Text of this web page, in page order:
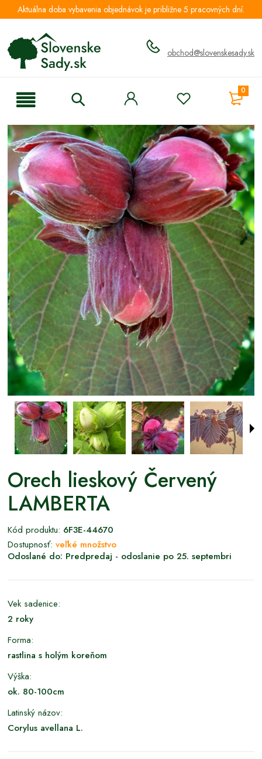
Aktuálna doba vybavenia objednávok je približne 5 pracovných dní.
obchod@slovenskesady.sk
0
Orech lieskový Červený
LAMBERTA
Kód produktu: 6F3E-44670
Dostupnosť: veľké množstvo
Odoslané do: Predpredaj - odoslanie po 25. septembri
Vek sadenice:
2 roky
Forma:
rastlina s holým koreňom
Výška:
ok. 80-100cm
Latinský názov:
Corylus avellana L.